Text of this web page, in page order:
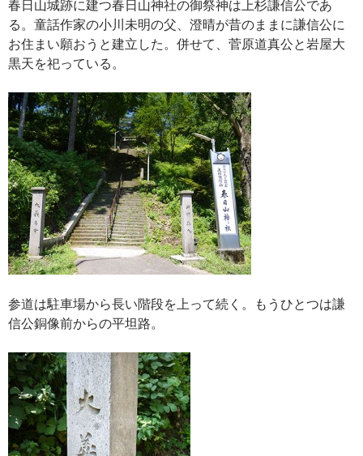
春日山城跡に建つ春日山神社の御祭神は上杉謙信公であ
る。童話作家の小川未明の父、澄晴が昔のままに謙信公に
お住まい願おうと建立した。併せて、菅原道真公と岩屋大
黒天を祀っている。
参道は駐車場から長い階段を上って続く。もうひとつは謙
信公銅像前からの平坦路。